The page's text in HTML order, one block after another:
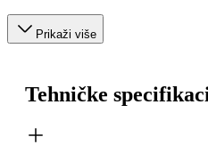
Prikaži više
Tehničke